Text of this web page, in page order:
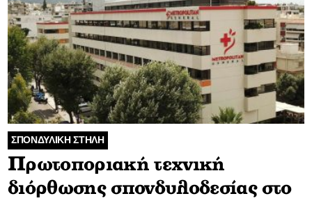
ΣΠΟΝΔΥΛΙΚΗ ΣΤΗΛΗ
Πρωτοποριακή τεχνική
διόρθωσης σπονδυλοδεσίας στο